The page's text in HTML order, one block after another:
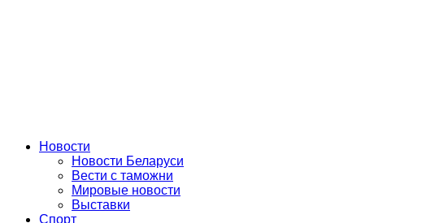
Сайт про автомобили
Новости
Новости Беларуси
Вести с таможни
Мировые новости
Выставки
Спорт